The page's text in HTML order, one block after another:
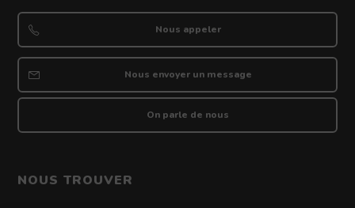
Nous appeler
Nous envoyer un message
On parle de nous
NOUS TROUVER